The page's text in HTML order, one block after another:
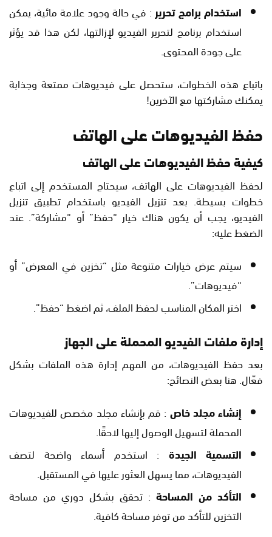
استخدام برامج تحرير : في حالة وجود علامة مائية، يمكن
استخدام برنامج لتحرير الفيديو لإزالتها، لكن هذا قد يؤثر
على جودة المحتوى.
باتباع هذه الخطوات، ستحصل على فيديوهات ممتعة وجذابة
يمكنك مشاركتها مع الآخرين!
حفظ الفيديوهات على الهاتف
كيفية حفظ الفيديوهات على الهاتف
لحفظ الفيديوهات على الهاتف، سيحتاج المستخدم إلى اتباع
خطوات بسيطة. بعد تنزيل الفيديو باستخدام تطبيق تنزيل
الفيديو، يجب أن يكون هناك خيار “حفظ” أو “مشاركة”. عند
الضغط عليه:
سيتم عرض خيارات متنوعة مثل “تخزين في المعرض” أو
“فيديوهات”.
اختر المكان المناسب لحفظ الملف، ثم اضغط “حفظ”.
إدارة ملفات الفيديو المحملة على الجهاز
بعد حفظ الفيديوهات، من المهم إدارة هذه الملفات بشكل
فعّال. هنا بعض النصائح:
إنشاء مجلد خاص : قم بإنشاء مجلد مخصص للفيديوهات
المحملة لتسهيل الوصول إليها لاحقًا.
التسمية الجيدة : استخدم أسماء واضحة لتصف
الفيديوهات، مما يسهل العثور عليها في المستقبل.
التأكد من المساحة : تحقق بشكل دوري من مساحة
التخزين للتأكد من توفر مساحة كافية.